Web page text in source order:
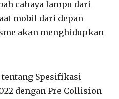
cahaya lampu dari
mobil dari depan
akan menghidupkan
Spesifikasi
dengan Pre Collision